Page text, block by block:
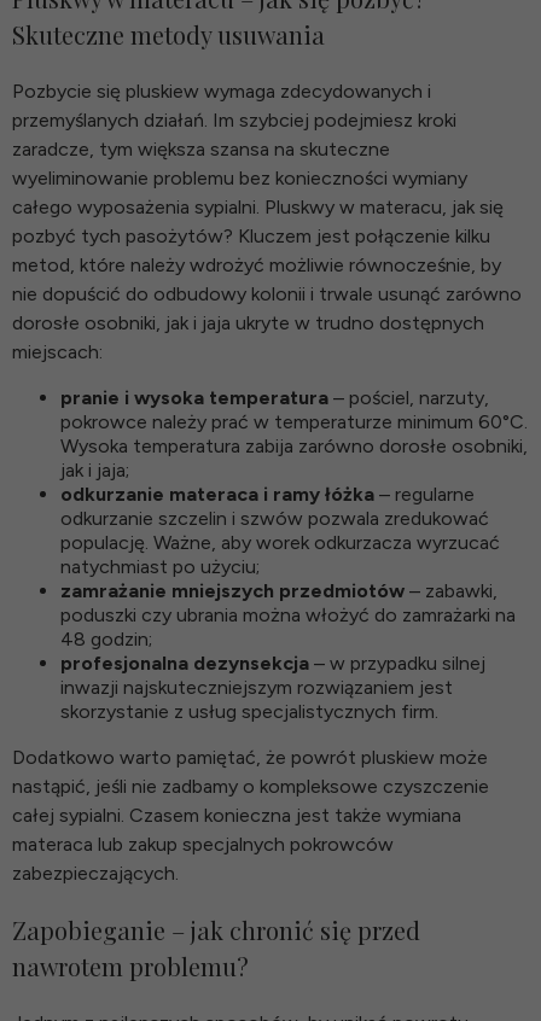
Skuteczne metody usuwania
Pozbycie się pluskiew wymaga zdecydowanych i
przemyślanych działań. Im szybciej podejmiesz kroki
zaradcze, tym większa szansa na skuteczne
wyeliminowanie problemu bez konieczności wymiany
całego wyposażenia sypialni. Pluskwy w materacu, jak się
pozbyć tych pasożytów? Kluczem jest połączenie kilku
metod, które należy wdrożyć możliwie równocześnie, by
nie dopuścić do odbudowy kolonii i trwale usunąć zarówno
dorosłe osobniki, jak i jaja ukryte w trudno dostępnych
miejscach:
pranie i wysoka temperatura – pościel, narzuty,
pokrowce należy prać w temperaturze minimum 60°C.
Wysoka temperatura zabija zarówno dorosłe osobniki,
jak i jaja;
odkurzanie materaca i ramy łóżka – regularne
odkurzanie szczelin i szwów pozwala zredukować
populację. Ważne, aby worek odkurzacza wyrzucać
natychmiast po użyciu;
zamrażanie mniejszych przedmiotów – zabawki,
poduszki czy ubrania można włożyć do zamrażarki na
48 godzin;
profesjonalna dezynsekcja – w przypadku silnej
inwazji najskuteczniejszym rozwiązaniem jest
skorzystanie z usług specjalistycznych firm.
Dodatkowo warto pamiętać, że powrót pluskiew może
nastąpić, jeśli nie zadbamy o kompleksowe czyszczenie
całej sypialni. Czasem konieczna jest także wymiana
materaca lub zakup specjalnych pokrowców
zabezpieczających.
Zapobieganie – jak chronić się przed
nawrotem problemu?